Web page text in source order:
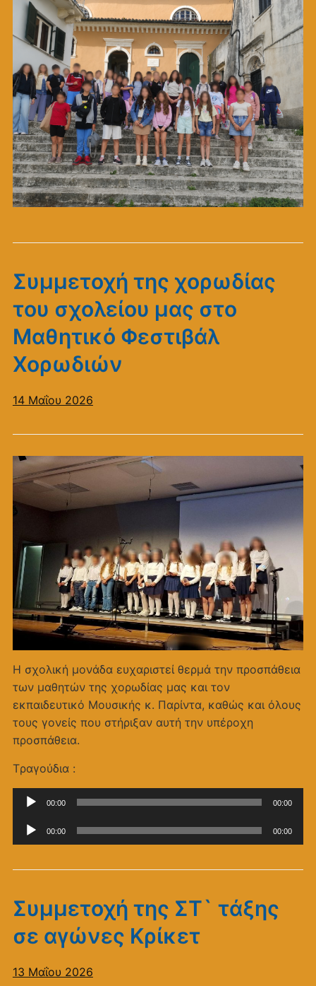
Συμμετοχή της χορωδίας
του σχολείου μας στο
Μαθητικό Φεστιβάλ
Χορωδιών
14 Μαΐου 2026
Η σχολική μονάδα ευχαριστεί θερμά την προσπάθεια
των μαθητών της χορωδίας μας και τον
εκπαιδευτικό Μουσικής κ. Παρίντα, καθώς και όλους
τους γονείς που στήριξαν αυτή την υπέροχη
προσπάθεια.
Tραγούδια :
Πρόγραμμα
Ήχου
00:00 00:00
Πρόγραμμα
Αναπαραγωγής
00:00 00:00
Συμμετοχή της ΣΤ` τάξης
σε αγώνες Κρίκετ
13 Μαΐου 2026